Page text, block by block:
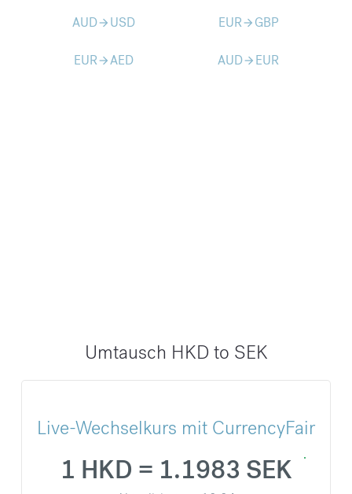
AUDarrow_forward USD EURarrow_forward GBP
EURarrow_forwardAED AUDarrow_forward EUR
Umtausch HKD to SEK
Live-Wechselkurs mit CurrencyFair
1 HKD = 1.1983 SEK